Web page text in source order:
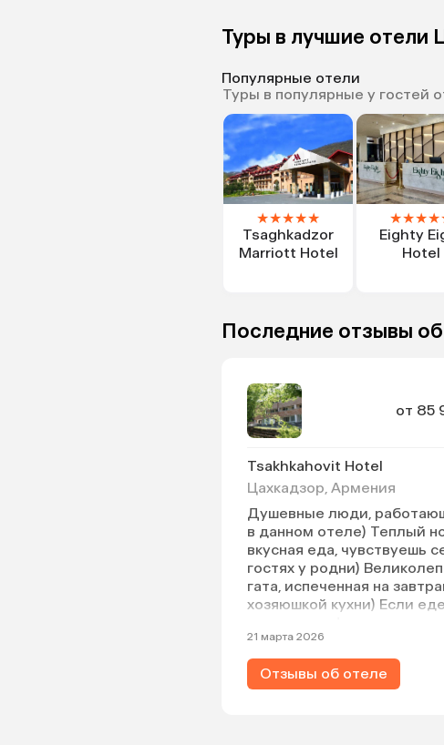
Туры в лучшие отели
Популярные отели
Туры в популярные у гостей
★★★★★
Tsaghkadzor
Marriott Hotel
★★★★
Eighty
Hotel
Последние отзывы
от 85
Tsakhkahovit Hotel
Цахкадзор, Армения
Душевные люди,
в данном отеле) Теплый
вкусная еда, чувствуешь
гостях у родни)
гата, испеченная на
хозяюшкой кухни) Если
месяц (начало — середина).
Рекомендую заказывать
официальное такси через
21 марта 2026
Отзывы об отеле